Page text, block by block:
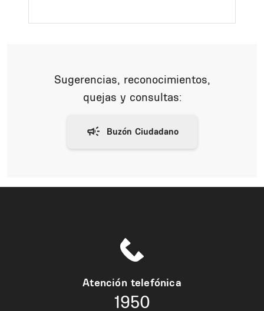
Sugerencias, reconocimientos,
quejas y consultas:
Atención telefónica
1950